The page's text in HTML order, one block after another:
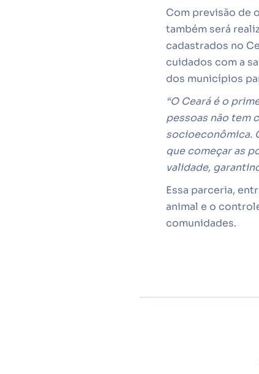
Com previsão de
também será
cadastrados no
cuidados com a
dos municípios
“O Ceará é o
pessoas não tem
socioeconômica.
que começar as
validade,
Essa parceria,
animal e o
comunidades.